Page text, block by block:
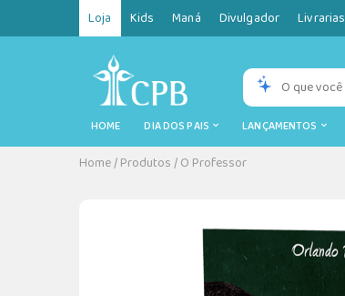
Loja Kids Maná Divulgador Livrarias
HOME DIA DOS PAIS LANÇAMENTOS
Home/Produtos/O Professor